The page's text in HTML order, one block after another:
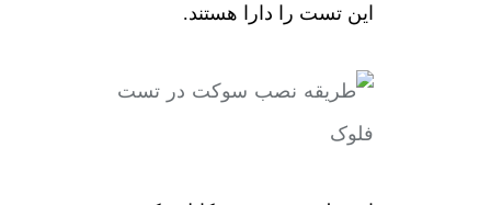
این تست را دارا هستند.